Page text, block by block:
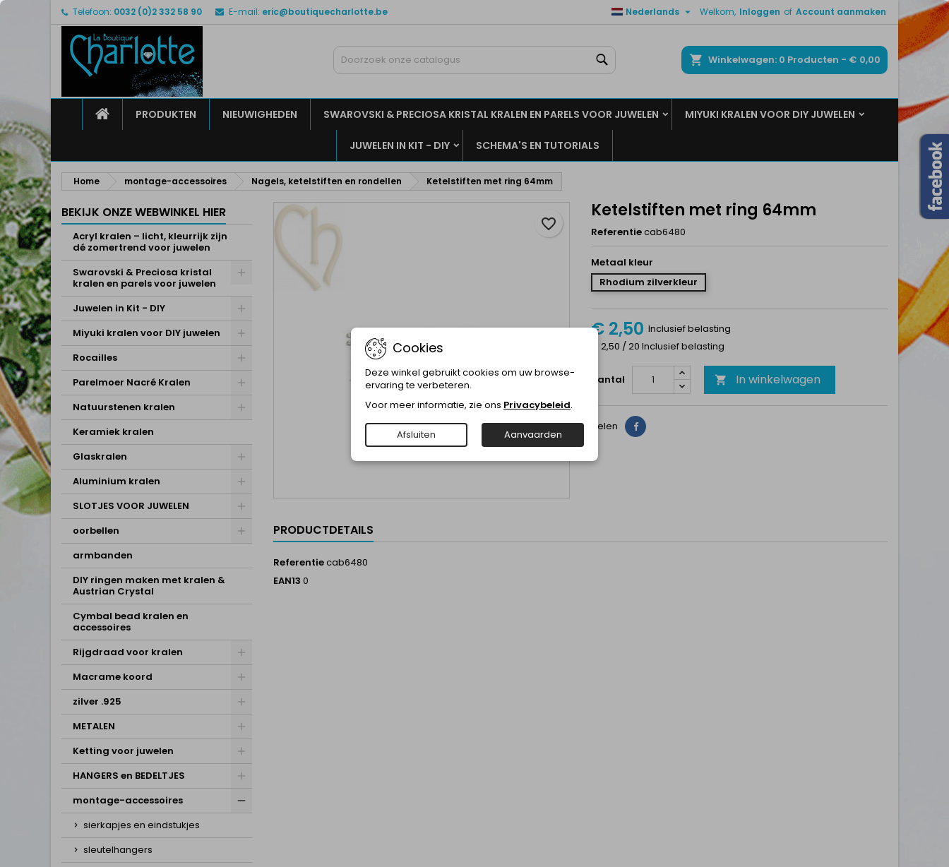
Telefoon: 0032 (0)2 332 58 90 E-mail: eric@boutiquecharlotte.be Welkom, Inloggen of Account aanmaken
Nederlands 
Winkelwagen 0 Producten - € 0,00
HOMEPRODUKTEN NIEUWIGHEDEN SWAROVSKI & PRECIOSA KRISTAL KRALEN EN PARELS VOOR JUWELEN MIYUKI KRALEN VOOR DIY JUWELEN
JUWELEN IN KIT - DIY SCHEMA'S EN TUTORIALS
Home montage-accessoires Nagels, ketelstiften en rondellen Ketelstiften met ring 64mm
BEKIJK ONZE WEBWINKEL HIER
Acryl kralen – licht, kleurrijk zijn
dé zomertrend voor juwelen
Swarovski & Preciosa kristal
kralen en parels voor juwelen
Juwelen in Kit - DIY
Miyuki kralen voor DIY juwelen
Rocailles
Parelmoer Nacré Kralen
Natuurstenen kralen
Keramiek kralen
Glaskralen
Aluminium kralen
SLOTJES VOOR JUWELEN
oorbellen
armbanden
DIY ringen maken met kralen &
Austrian Crystal
Cymbal bead kralen en
accessoires
Rijgdraad voor kralen
Macrame koord
zilver .925
METALEN
Ketting voor juwelen
HANGERS en BEDELTJES
montage-accessoires
sierkapjes en eindstukjes
sleutelhangers
Ketelstiften met ring 64mm
Referentiecab6480
Metaal kleur
Rhodium zilverkleur
€ 2,50 Inclusief belasting
€ 2,50 / 20 Inclusief belasting
Aantal  In winkelwagen
favorite_border
Delen Delen
PRODUCTDETAILS
Referentiecab6480
EAN13 0
Mijn verlanglijsten
Maak een lijst
Maak een verlanglijst
Inloggen
U moet ingelogd zijn om producten in uw verlanglijst op te slaan.
Annuleren Inloggen
Cookies
Deze winkel gebruikt cookies om uw browse-
ervaring te verbeteren.
Voor meer informatie, zie ons Privacybeleid.
Afsluiten Aanvaarden